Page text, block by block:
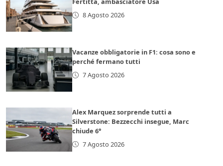
8 Agosto 2026
Vacanze obbligatorie in F1: cosa sono e
perché fermano tutti
7 Agosto 2026
Alex Marquez sorprende tutti a
Silverstone: Bezzecchi insegue, Marc
chiude 6°
7 Agosto 2026